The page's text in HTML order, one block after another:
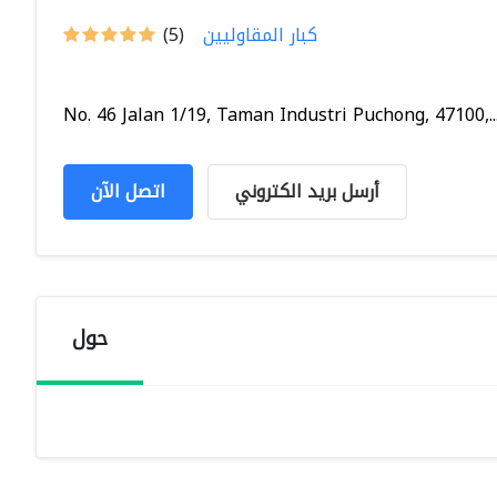
(5) كبار المقاوليين
No. 46 Jalan 1/19, Taman Industri Puchong,
اتصل الآن أرسل بريد الكتروني
حول